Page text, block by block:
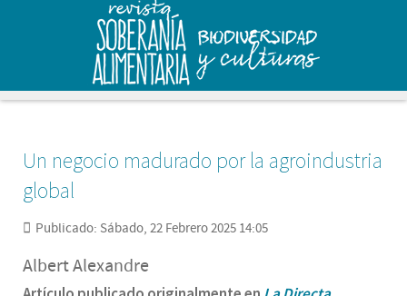
Un negocio madurado por la agroindustria
global
Publicado: Sábado, 22 Febrero 2025 14:05
Albert Alexandre